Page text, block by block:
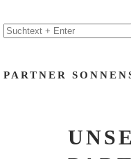
PARTNER